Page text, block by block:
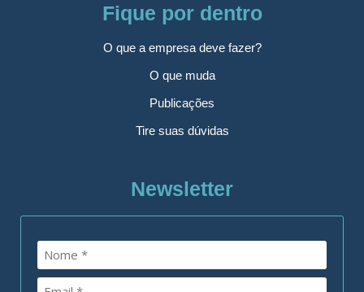
Fique por dentro
O que a empresa deve fazer?
O que muda
Publicações
Tire suas dúvidas
Newsletter